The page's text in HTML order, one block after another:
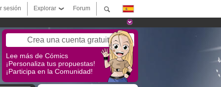
Forum
Explorar
sesión
Crea una cuenta gratuita
Lee más de Cómics
¡Personaliza tus propuestas!
¡Participa en la Comunidad!